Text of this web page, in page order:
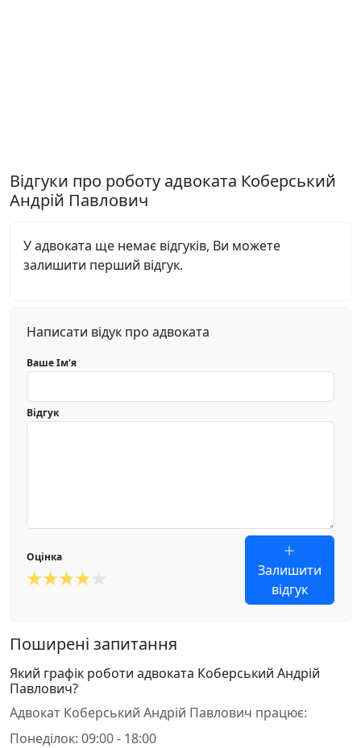
Відгуки про роботу адвоката Коберський
Андрій Павлович
У адвоката ще немає відгуків, Ви можете
залишити перший відгук.
Написати відук про адвоката
Ваше Ім'я
Відгук
Оцінка
Залишити
відгук
Поширені запитання
Який графік роботи адвоката Коберський Андрій
Павлович?
Адвокат Коберський Андрій Павлович працює:
Понеділок: 09:00 - 18:00